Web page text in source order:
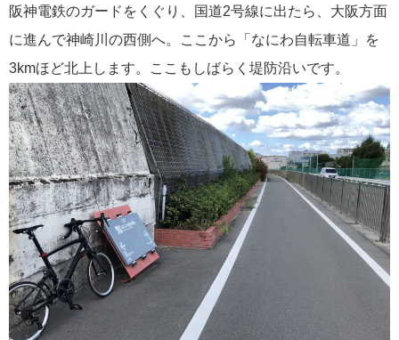
阪神電鉄のガードをくぐり、国道2号線に出たら、大阪方面
に進んで神崎川の西側へ。ここから「なにわ自転車道」を
3kmほど北上します。ここもしばらく堤防沿いです。